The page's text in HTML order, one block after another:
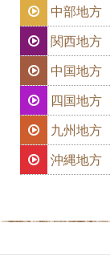
中部地方
関西地方
中国地方
四国地方
九州地方
沖縄地方